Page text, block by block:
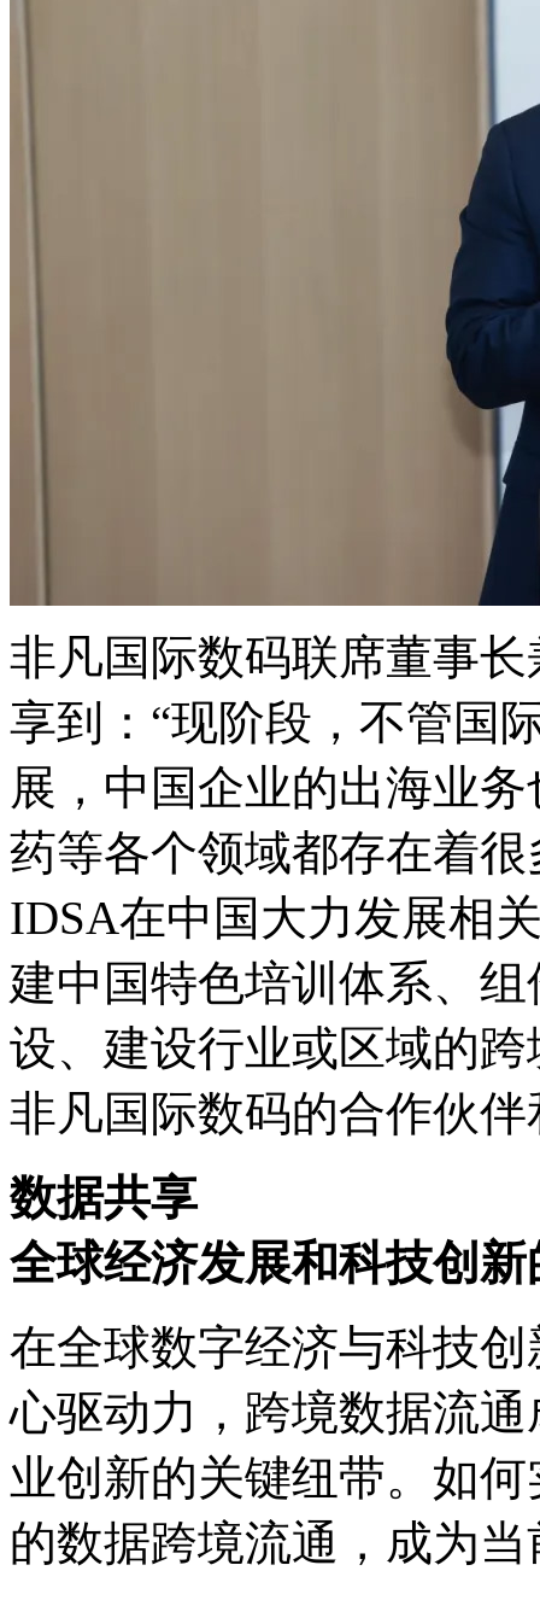
非凡国际数码联席董事
享到：“现阶段，不管
展，中国企业的出海业务
药等各个领域都存在着
IDSA在中国大力发展相关
建中国特色培训体系
设、建设行业或区域的
非凡国际数码的合作伙伴
数据共享
全球经济发展和科技创
在全球数字经济与科技创
心驱动力，跨境数据流
业创新的关键纽带。如何实现
的数据跨境流通，成